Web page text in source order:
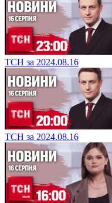
ТСН за 2024.08.16
ТСН за 2024.08.16